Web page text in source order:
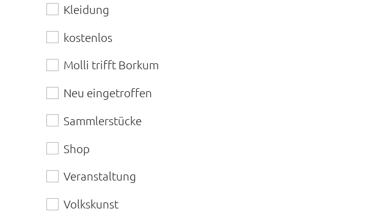
Kleidung
kostenlos
Molli trifft Borkum
Neu eingetroffen
Sammlerstücke
Shop
Veranstaltung
Volkskunst